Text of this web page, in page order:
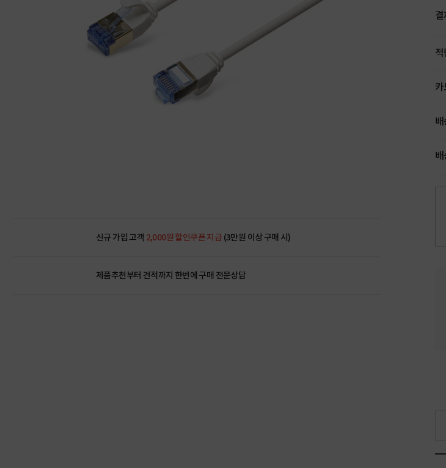
신규 가입 고객 2,000원 할인쿠폰 지급 (3만원 이상 구매 시)
제품추천부터 견적까지 한번에 구매 전문상담
결
적
카
배
배